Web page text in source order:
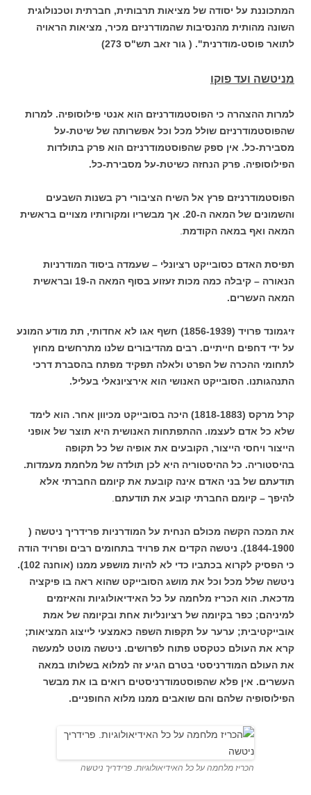
המתכוננת על יסודה של מציאות תרבותית, חברתית וטכנולוגית
השונה מהותית מהנסיבות שהמודרניזם מכיר, מציאות הראויה
לתואר פוסט-מודרנית". ( גור זאב תש"ס 273)
מניטשה ועד פוקו
למרות ההצהרה כי הפוסטמודרניזם הוא אנטי פילוסופיה. למרות
שהפוסטמודרניזם שולל מכל וכל אפשרותה של שיטת-על
מסבירת-כל. אין ספק שהפוסטמודרניזם הוא פרק בתולדות
הפילוסופיה. פרק הנחזה כשיטת-על מסבירת-כל.
הפוסטמודרניזם פרץ אל השיח הציבורי רק בשנות השבעים
והשמונים של המאה ה-20. אך מבשריו ומקורותיו מצויים בראשית
המאה ואף במאה הקודמת
תפיסת האדם כסובייקט רציונלי – שעמדה ביסוד המודרניות
הנאורה – קיבלה כמה מכות זעזוע בסוף המאה ה-19 ובראשית
המאה העשרים.
זיגמונד פרויד (1856-1939) חשף אגו לא אחדותי, תת מודע המונע
על ידי דחפים חייתיים. רבים מהדיבורים שלנו מתרחשים מחוץ
לתחומי ההכרה של הפרט ולאלה תפקיד מפתח בהסברת דרכי
התנהגותנו. הסובייקט האנושי הוא אירציונאלי בעליל.
קרל מרקס (1818-1883) היכה בסובייקט מכיוון אחר. הוא לימד
שלא כל אדם לעצמו. ההתפתחות האנושית היא תוצר של אופני
הייצור ויחסי הייצור, הקובעים את אופיה של כל תקופה
בהיסטוריה. כל ההיסטוריה היא לכן תולדה של מלחמת מעמדות.
תודעתם של בני האדם אינה קובעת את קיומם החברתי אלא
להיפך – קיומם החברתי קובע את תודעתם
את המכה הקשה מכולם הנחית על המודרניות פרידריך ניטשה (
1844-1900). ניטשה הקדים את פרויד בתחומים רבים ופרויד הודה
כי הפסיק לקרוא בכתביו כדי לא להיות מושפע ממנו (אוחנה 102).
ניטשה שלל מכל וכל את מושג הסובייקט שהוא ראה בו פיקציה
מדכאת. הוא הכריז מלחמה על כל האידיאולוגיות והאיזמים
למיניהם; כפר בקיומה של רציונליות אחת ובקיומה של אמת
אובייקטיבית; ערער על תקפות השפה כאמצעי לייצוג המציאות;
קרא את העולם כטקסט פתוח לפרושים. ניטשה מוטט למעשה
את העולם המודרניסטי בטרם הגיע זה למלוא בשלותו במאה
העשרים. אין פלא שהפוסטמודרניסטים רואים בו את מבשר
הפילוסופיה שלהם והם שואבים ממנו מלוא החופניים.
הכריז מלחמה על כל האידיאולוגיות. פרידריך ניטשה